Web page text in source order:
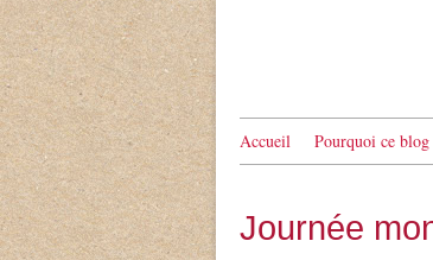
Accueil Pourquoi ce blog
Journée